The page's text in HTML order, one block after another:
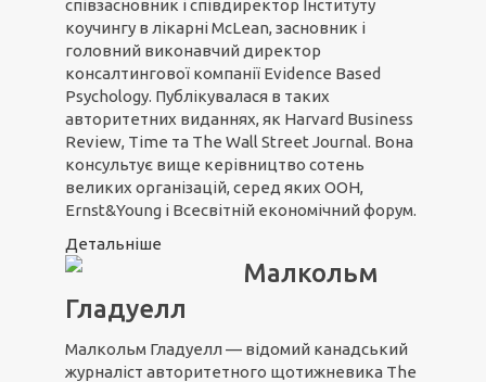
співзасновник і співдиректор Інституту
коучингу в лікарні McLean, засновник і
головний виконавчий директор
консалтингової компанії Evidence Based
Psychology. Публікувалася в таких
авторитетних виданнях, як Harvard Business
Review, Time та The Wall Street Journal. Вона
консультує вище керівництво сотень
великих організацій, серед яких ООН,
Ernst&Young і Всесвітній економічний форум.
Детальніше
Малкольм
Гладуелл
Малкольм Гладуелл — відомий канадський
журналіст авторитетного щотижневика The